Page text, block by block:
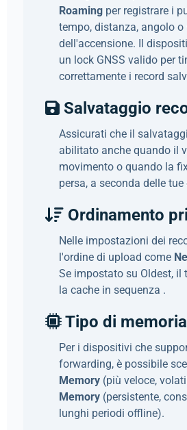
Roaming per registrare i
tempo, distanza, angolo o
dell'accensione. Il
un lock GNSS valido per
correttamente i record
Salvataggio
Assicurati che il
abilitato anche quando il
movimento o quando la
persa, a seconda delle tue
Ordinamento
Nelle impostazioni dei
l'ordine di upload come
Se impostato su Oldest, il
la cache in sequenza .
Tipo di
Per i dispositivi che
forwarding, è possibile
Memory (più veloce,
Memory (persistente,
lunghi periodi offline).